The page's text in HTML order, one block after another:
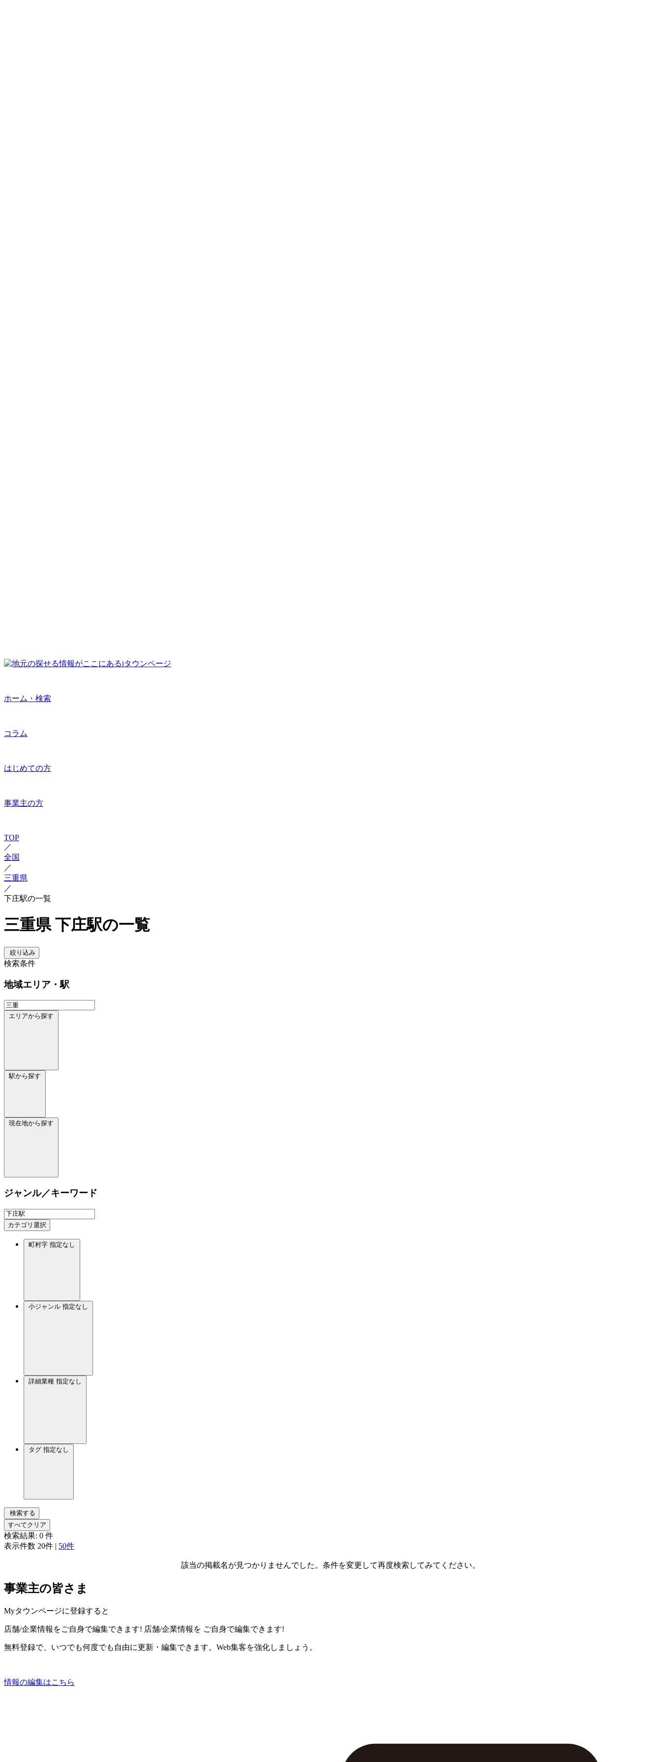
ホーム・検索
コラム
はじめての方
事業主の方
TOP
／
全国
／
三重県
／
下庄駅の一覧
三重県 下庄駅の一覧
絞り込み
検索条件
地域エリア・駅
エリアから探す
駅から探す
現在地から探す
ジャンル／キーワード
カテゴリ選択
町村字 指定なし
小ジャンル 指定なし
詳細業種 指定なし
タグ 指定なし
検索する
すべてクリア
検索結果: 0 件
表示件数 20件 | 50件
該当の掲載名が見つかりませんでした。条件を変更して再度検索してみてください。
事業主の皆さま
Myタウンページに登録すると
店舗/企業情報をご自身で編集できます! 店舗/企業情報を ご自身で編集できます!
無料登録で、いつでも何度でも自由に更新・編集できます。Web集客を強化しましょう。
情報の編集はこちら